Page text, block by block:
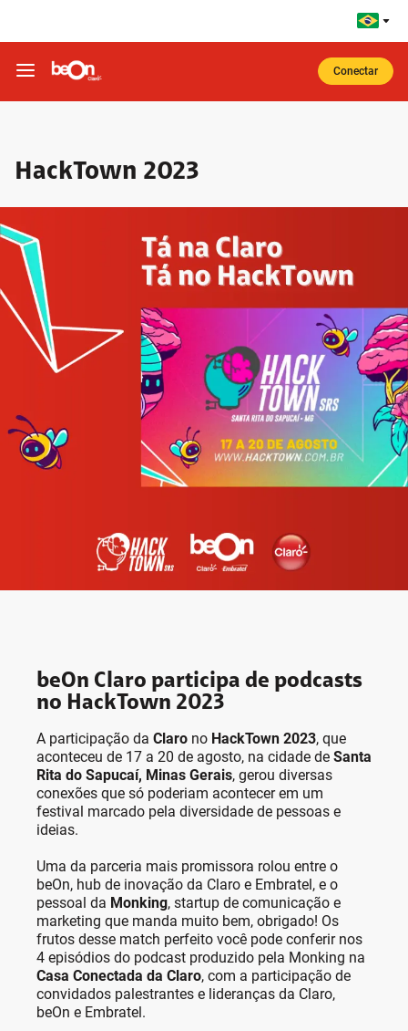
Ir para o Rodapé
Conectar
HackTown 2023
beOn Claro participa de podcasts
no HackTown 2023
A participação da Claro no HackTown 2023, que
aconteceu de 17 a 20 de agosto, na cidade de Santa
Rita do Sapucaí, Minas Gerais, gerou diversas
conexões que só poderiam acontecer em um
festival marcado pela diversidade de pessoas e
ideias.
Uma da parceria mais promissora rolou entre o
beOn, hub de inovação da Claro e Embratel, e o
pessoal da Monking, startup de comunicação e
marketing que manda muito bem, obrigado! Os
frutos desse match perfeito você pode conferir nos
4 episódios do podcast produzido pela Monking na
Casa Conectada da Claro, com a participação de
convidados palestrantes e lideranças da Claro,
beOn e Embratel.